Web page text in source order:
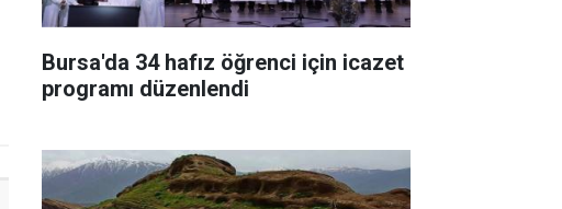
Bursa'da 34 hafız öğrenci için icazet
programı düzenlendi